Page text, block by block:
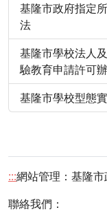
基隆市政府指定
法
基隆市學校法人
驗教育申請許可
基隆市學校型態
:::網站管理：基隆
聯絡我們：